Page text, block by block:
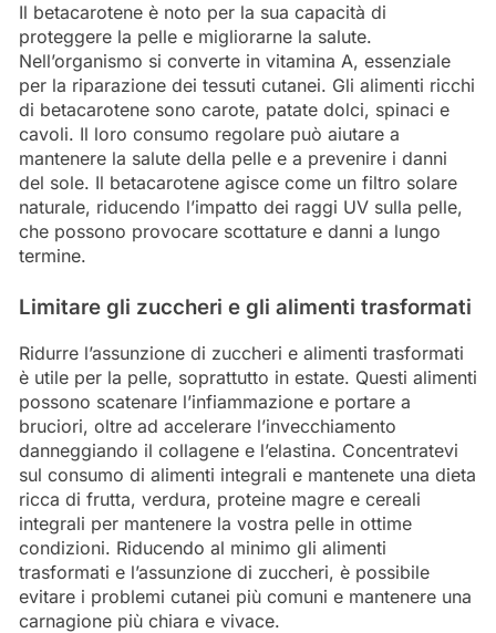
Il betacarotene è noto per la sua capacità di
proteggere la pelle e migliorarne la salute.
Nell’organismo si converte in vitamina A, essenziale
per la riparazione dei tessuti cutanei. Gli alimenti ricchi
di betacarotene sono carote, patate dolci, spinaci e
cavoli. Il loro consumo regolare può aiutare a
mantenere la salute della pelle e a prevenire i danni
del sole. Il betacarotene agisce come un filtro solare
naturale, riducendo l’impatto dei raggi UV sulla pelle,
che possono provocare scottature e danni a lungo
termine.
Limitare gli zuccheri e gli alimenti trasformati
Ridurre l’assunzione di zuccheri e alimenti trasformati
è utile per la pelle, soprattutto in estate. Questi alimenti
possono scatenare l’infiammazione e portare a
bruciori, oltre ad accelerare l’invecchiamento
danneggiando il collagene e l’elastina. Concentratevi
sul consumo di alimenti integrali e mantenete una dieta
ricca di frutta, verdura, proteine magre e cereali
integrali per mantenere la vostra pelle in ottime
condizioni. Riducendo al minimo gli alimenti
trasformati e l’assunzione di zuccheri, è possibile
evitare i problemi cutanei più comuni e mantenere una
carnagione più chiara e vivace.